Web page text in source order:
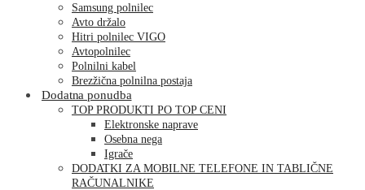
Samsung polnilec
Avto držalo
Hitri polnilec VIGO
Avtopolnilec
Polnilni kabel
Brezžična polnilna postaja
Dodatna ponudba
TOP PRODUKTI PO TOP CENI
Elektronske naprave
Osebna nega
Igrače
DODATKI ZA MOBILNE TELEFONE IN TABLIČNE
RAČUNALNIKE